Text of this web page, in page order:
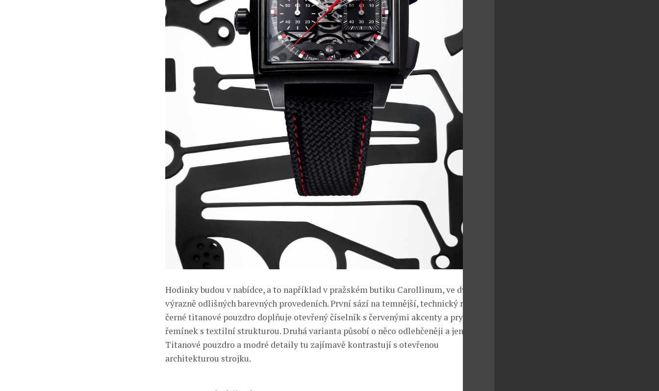
Hodinky budou v nabídce, a to například v pražském butiku Carollinum, ve dvou
výrazně odlišných barevných provedeních. První sází na temnější, technický ráz –
černé titanové pouzdro doplňuje otevřený číselník s červenými akcenty a pryžový
řemínek s textilní strukturou. Druhá varianta působí o něco odlehčeněji a jemněji.
Titanové pouzdro a modré detaily tu zajímavě kontrastují s otevřenou
architekturou strojku.